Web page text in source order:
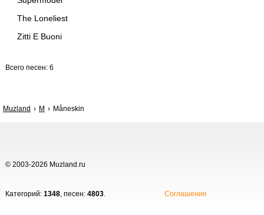
The Loneliest
Zitti E Buoni
Всего песен: 6
Muzland M Måneskin
© 2003-2026 Muzland.ru
Категорий: 1348, песен: 4803. Соглашение